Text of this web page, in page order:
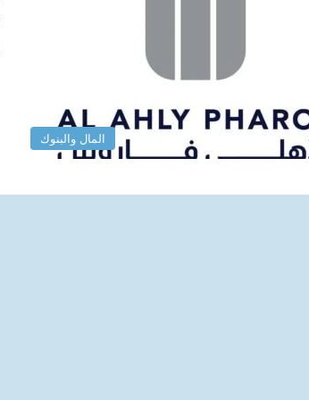
المال والبنوك